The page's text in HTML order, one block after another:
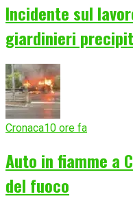
Incidente sul
giardinieri
Cronaca10 ore fa
Auto in fiamme a
del fuoco